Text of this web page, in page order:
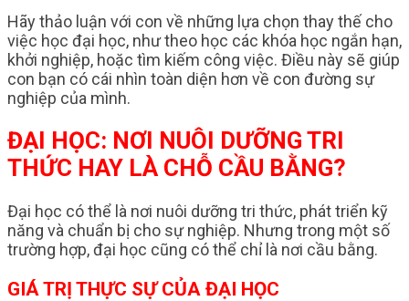
Hãy thảo luận với con về những lựa chọn thay thế cho
việc học đại học, như theo học các khóa học ngắn hạn,
khởi nghiệp, hoặc tìm kiếm công việc. Điều này sẽ giúp
con bạn có cái nhìn toàn diện hơn về con đường sự
nghiệp của mình.
ĐẠI HỌC: NƠI NUÔI DƯỠNG TRI
THỨC HAY LÀ CHỖ CẦU BẰNG?
Đại học có thể là nơi nuôi dưỡng tri thức, phát triển kỹ
năng và chuẩn bị cho sự nghiệp. Nhưng trong một số
trường hợp, đại học cũng có thể chỉ là nơi cầu bằng.
GIÁ TRỊ THỰC SỰ CỦA ĐẠI HỌC